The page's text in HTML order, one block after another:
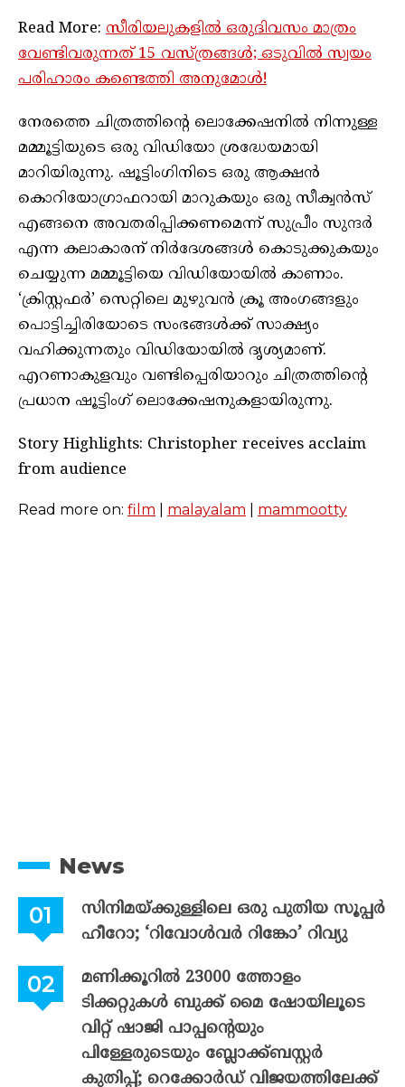
Read More: സീരിയലുകളിൽ ഒരുദിവസം മാത്രം
വേണ്ടിവരുന്നത് 15 വസ്ത്രങ്ങൾ; ഒടുവിൽ സ്വയം
പരിഹാരം കണ്ടെത്തി അനുമോൾ!
നേരത്തെ ചിത്രത്തിന്റെ ലൊക്കേഷനിൽ നിന്നുള്ള
മമ്മൂട്ടിയുടെ ഒരു വിഡിയോ ശ്രദ്ധേയമായി
മാറിയിരുന്നു. ഷൂട്ടിംഗിനിടെ ഒരു ആക്ഷൻ
കൊറിയോഗ്രാഫറായി മാറുകയും ഒരു സീക്വൻസ്
എങ്ങനെ അവതരിപ്പിക്കണമെന്ന് സുപ്രീം സുന്ദർ
എന്ന കലാകാരന് നിർദേശങ്ങൾ കൊടുക്കുകയും
ചെയ്യുന്ന മമ്മൂട്ടിയെ വിഡിയോയിൽ കാണാം.
‘ക്രിസ്റ്റഫർ’ സെറ്റിലെ മുഴുവൻ ക്രൂ അംഗങ്ങളും
പൊട്ടിച്ചിരിയോടെ സംഭങ്ങൾക്ക് സാക്ഷ്യം
വഹിക്കുന്നതും വിഡിയോയിൽ ദൃശ്യമാണ്.
എറണാകുളവും വണ്ടിപ്പെരിയാറും ചിത്രത്തിന്റെ
പ്രധാന ഷൂട്ടിംഗ് ലൊക്കേഷനുകളായിരുന്നു.
Story Highlights: Christopher receives acclaim
from audience
Read more on: film malayalam mammootty
News
സിനിമയ്ക്കുള്ളിലെ ഒരു പുതിയ സൂപ്പർ
ഹീറോ; ‘റിവോൾവർ റിങ്കോ’ റിവ്യു
മണിക്കൂറിൽ 23000 ത്തോളം
ടിക്കറ്റുകൾ ബുക്ക് മൈ ഷോയിലൂടെ
വിറ്റ് ഷാജി പാപ്പന്റെയും
പിള്ളേരുടെയും ബ്ലോക്ക്ബസ്റ്റർ
കുതിപ്പ്; റെക്കോർഡ് വിജയത്തിലേക്ക്